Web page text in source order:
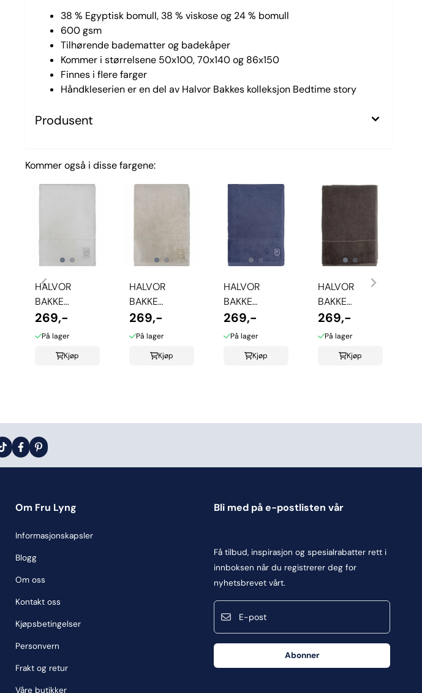
38 % Egyptisk bomull, 38 % viskose og 24 % bomull
600 gsm
Tilhørende badematter og badekåper
Kommer i størrelsene 50x100, 70x140 og 86x150
Finnes i flere farger
Håndkleserien er en del av Halvor Bakkes kolleksjon Bedtime story
Produsent
Kommer også i disse fargene:
HALVOR
BAKKE
CLIFTON
HÅNDKLE -
WHITE
269,-
På lager
Kjøp
HALVOR
BAKKE
CLIFTON
HÅNDKLE -
CASHMERE
269,-
På lager
Kjøp
HALVOR
BAKKE
CLIFTON
HÅNDKLE -
BLUE
269,-
På lager
Kjøp
HALVOR
BAKKE
CLIFTON
HÅNDKLE -
269,-
På lager
Kjøp
Om Fru Lyng
Informasjonskapsler
Blogg
Om oss
Kontakt oss
Kjøpsbetingelser
Personvern
Frakt og retur
Våre butikker
Bli med på e-postlisten vår
Få tilbud, inspirasjon og spesialrabatter rett i
innboksen når du registrerer deg for
nyhetsbrevet vårt.
E-post
Abonner